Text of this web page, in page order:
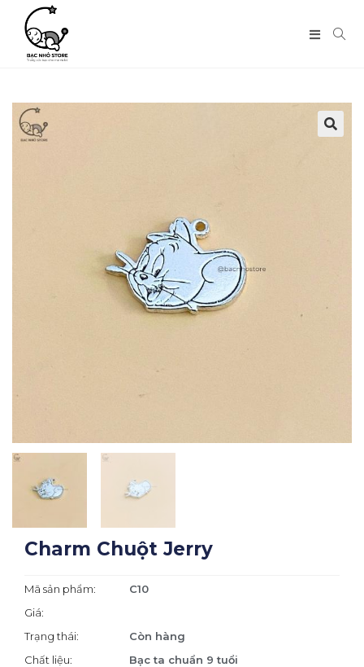
Charm Chuột Jerry
Mã sản phẩm:
C10
Giá:
Trạng thái:
Còn hàng
Chất liệu:
Bạc ta chuẩn 9 tuổi